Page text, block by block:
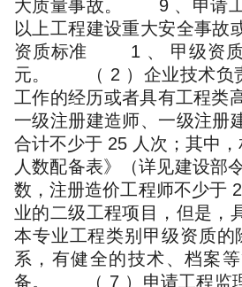
大质量事故。 9 、申请工
以上工程建设重大安全事
资质标准 1 、 甲级资质
元。 （ 2 ）企业技术负责
工作的经历或者具有工程
一级注册建造师、一级注册
合计不少于 25 人次；其中
人数配备表》（详见建设部
数，注册造价工程师不少
业的二级工程项目，但是，
本专业工程类别甲级资质
系，有健全的技术、档
备。 （ 7 ）申请工程监